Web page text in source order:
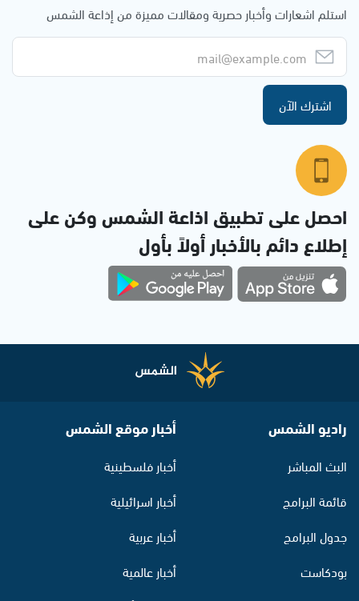
استلم اشعارات وأخبار حصرية ومقالات مميزة من إذاعة الشمس
اشترك الآن
احصل على تطبيق اذاعة الشمس وكن على
إطلاع دائم بالأخبار أولاً بأول
راديو الشمس
البث المباشر
قائمة البرامج
جدول البرامج
بودكاست
أخبار موقع الشمس
أخبار فلسطينية
أخبار اسرائيلية
أخبار عربية
أخبار عالمية